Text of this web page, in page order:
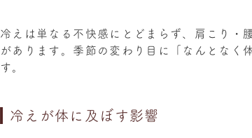
冷えは単なる不快感にとどまらず、肩こり・
があります。季節の変わり目に「なんとなく
す。
冷えが体に及ぼす影響